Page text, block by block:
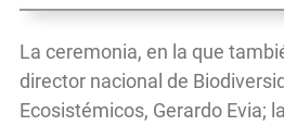
La ceremonia, en la que
director nacional de
Ecosistémicos, Gerardo Evia;